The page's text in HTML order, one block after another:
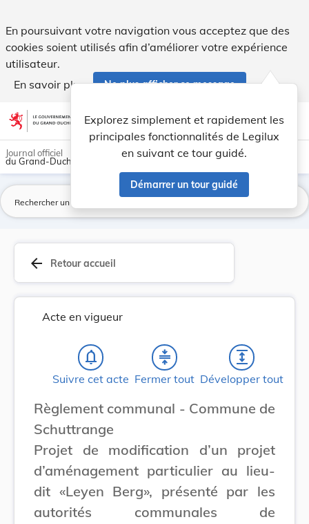
En poursuivant votre navigation vous acceptez que des
cookies soient utilisés afin d’améliorer votre expérience
utilisateur.
En savoir plus
Ne plus afficher ce message
Aller au contenu account_circle help Aide
Explorez simplement et rapidement les
principales fonctionnalités de Legilux
en suivant ce tour guidé.
Démarrer un tour guidé
light_mode dark_mode
Journal officiel
du Grand-Duché de Luxembourg
arrow_back Retour accueil
Acte en vigueur
notifications_none
Suivre cet acte
compress
Fermer tout
expand
Développer tout
Règlement communal - Commune de
Schuttrange
Projet de modification d’un projet
d’aménagement particulier au lieu-
dit «Leyen Berg», présenté par les
autorités communales de